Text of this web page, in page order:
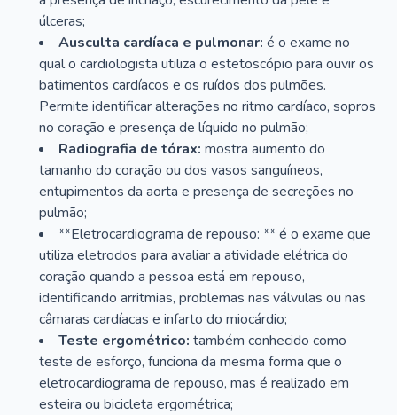
úlceras;
Ausculta cardíaca e pulmonar: é o exame no
qual o cardiologista utiliza o estetoscópio para ouvir os
batimentos cardíacos e os ruídos dos pulmões.
Permite identificar alterações no ritmo cardíaco, sopros
no coração e presença de líquido no pulmão;
Radiografia de tórax: mostra aumento do
tamanho do coração ou dos vasos sanguíneos,
entupimentos da aorta e presença de secreções no
pulmão;
**Eletrocardiograma de repouso: ** é o exame que
utiliza eletrodos para avaliar a atividade elétrica do
coração quando a pessoa está em repouso,
identificando arritmias, problemas nas válvulas ou nas
câmaras cardíacas e infarto do miocárdio;
Teste ergométrico: também conhecido como
teste de esforço, funciona da mesma forma que o
eletrocardiograma de repouso, mas é realizado em
esteira ou bicicleta ergométrica;